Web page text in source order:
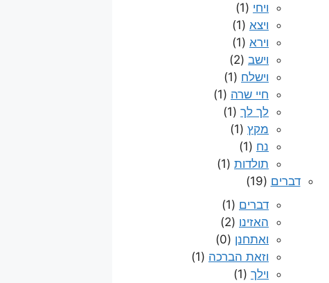
ויחי (1)
ויצא (1)
וירא (1)
וישב (2)
וישלח (1)
חיי שרה (1)
לך לך (1)
מקץ (1)
נח (1)
תולדות (1)
דברים (19)
דברים (1)
האזינו (2)
ואתחנן (0)
וזאת הברכה (1)
וילך (1)